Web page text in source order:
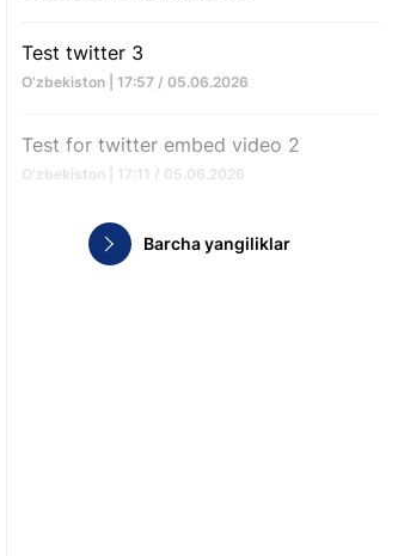
Test twitter 3
O‘zbekiston | 17:57 / 05.06.2026
Test for twitter embed video 2
O‘zbekiston | 17:11 / 05.06.2026
Barcha yangiliklar